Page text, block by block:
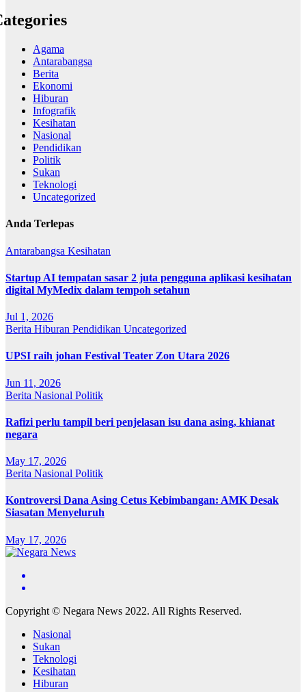
Agama
Antarabangsa
Berita
Ekonomi
Hiburan
Infografik
Kesihatan
Nasional
Pendidikan
Politik
Sukan
Teknologi
Uncategorized
Anda Terlepas
Antarabangsa Kesihatan
Startup AI tempatan sasar 2 juta pengguna aplikasi kesihatan
digital MyMedix dalam tempoh setahun
Jul 1, 2026
Berita Hiburan Pendidikan Uncategorized
UPSI raih johan Festival Teater Zon Utara 2026
Jun 11, 2026
Berita Nasional Politik
Rafizi perlu tampil beri penjelasan isu dana asing, khianat
negara
May 17, 2026
Berita Nasional Politik
Kontroversi Dana Asing Cetus Kebimbangan: AMK Desak
Siasatan Menyeluruh
May 17, 2026
Copyright © Negara News 2022. All Rights Reserved.
Nasional
Sukan
Teknologi
Kesihatan
Hiburan